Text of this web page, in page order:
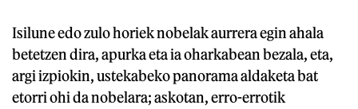
Isilune edo zulo horiek nobelak aurrera egin ahala
betetzen dira, apurka eta ia oharkabean bezala, eta,
argi izpiokin, ustekabeko panorama aldaketa bat
etorri ohi da nobelara; askotan, erro-errotik